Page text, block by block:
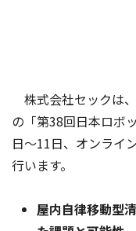
株式会社セックは
の「第38回日本ロボ
日～11日、オンライ
行います。
屋内自律移動型